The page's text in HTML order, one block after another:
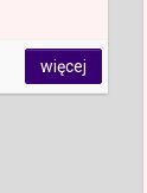
więcej